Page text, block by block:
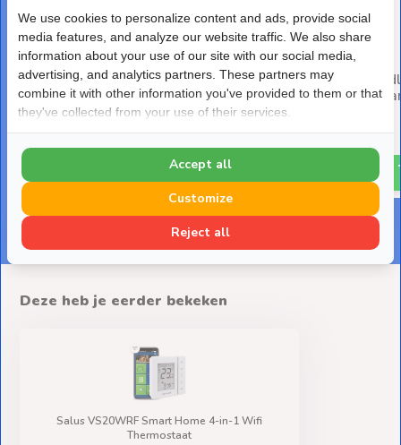
Salus RT510SPE Draadloze
Thermostaat Set met Plug-
in Stekkerontvanger
Salus SPE868
Plug-in
€ 96,-
Deze heb je eerder bekeken
Salus VS20WRF Smart Home 4-in-1 Wifi
Thermostaat
We use cookies to personalize content and ads, provide social
media features, and analyze our website traffic. We also share
information about your use of our site with our social media,
advertising, and analytics partners. These partners may
combine it with other information you've provided to them or that
they've collected from your use of their services.
Reject all
Customize
Accept all